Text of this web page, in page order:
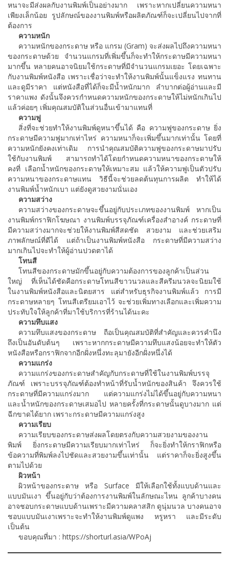
หนาจะมีส่งผลกับงานพิมพ์เป็นอย่างมาก เพราะหากเปลี่ยนความหนา
เพียงเล็กน้อย รูปลักษณ์ของงานพิมพ์หรือผลิตภัณฑ์ก็จะเปลี่ยนไปจากที่
ต้องการ
ความหนัก
ความหนักของกระดาษ หรือ แกรม (Gram) จะส่งผลไปถึงความหนา
ของกระดาษด้วย จำนวนแกรมที่เพิ่มขึ้นก็จะทำให้กระดาษมีความหนา
มากขึ้น หลายคนอาจนิยมใช้กระดาษที่มีจำนวนแกรมเยอะ โดยเฉพาะ
กับงานพิมพ์หนังสือ เพราะเชื่อว่าจะทำให้งานพิมพ์นั้นแข็งแรง ทนทาน
และดูมีราคา แต่หนังสือที่ได้ก็จะมีน้ำหนักมาก ลำบากต่อผู้อ่านและมี
ราคาแพง ดังนั้นจึงควรกำหนดความหนักของกระดาษให้ไม่หนักเกินไป
แล้วค่อยๆ เพิ่มคุณสมบัติในส่วนอื่นเข้ามาแทนที่
ความฟู
สิ่งที่จะช่วยทำให้งานพิมพ์ดูหนาขึ้นได้ คือ ความฟูของกระดาษ ยิ่ง
กระดาษมีความฟูมากเท่าไหร่ ความหนาก็จะเพิ่มขึ้นมากเท่านั้น โดยที่
ความหนักยังคงเท่าเดิม การนำคุณสมบัติความฟูของกระดาษมาปรับ
ใช้กับงานพิมพ์ สามารถทำได้โดยกำหนดความหนาของกระดาษให้
คงที่ เลือกน้ำหนักของกระดาษให้เหมาะสม แล้วให้ความฟูเป็นตัวปรับ
ความหนาของกระดาษแทน วิธีนี้จะช่วยลดต้นทุนการผลิต ทำให้ได้
งานพิมพ์น้ำหนักเบา แต่ยังดูสวยงามนั่นเอง
ความสว่าง
ความสว่างของกระดาษจะขึ้นอยู่กับประเภทของงานพิมพ์ หากเป็น
งานพิมพ์กราฟิกโฆษณา งานพิมพ์บรรจุภัณฑ์เครื่องสำอางค์ กระดาษที่
มีความสว่างมากจะช่วยให้งานพิมพ์สีสดชัด สวยงาม และช่วยเสริม
ภาพลักษณ์ที่ดีได้ แต่ถ้าเป็นงานพิมพ์หนังสือ กระดาษที่มีความสว่าง
มากเกินไปจะทำให้ผู้อ่านปวดตาได้
โทนสี
โทนสีของกระดาษมักขึ้นอยู่กับความต้องการของลูกค้าเป็นส่วน
ใหญ่ ที่เห็นได้ชัดคือกระดาษโทนสีขาวนวลและสีครีมนวลจะนิยมใช้
ในงานพิมพ์หนังสือและนิตยสาร แต่สำหรับธุรกิจงานพิมพ์แล้ว การมี
กระดาษหลายๆ โทนสีเตรียมเอาไว้ จะช่วยเพิ่มทางเลือกและเพิ่มความ
ประทับใจให้ลูกค้าที่มาใช้บริการที่ร้านได้นะคะ
ความทึบแสง
ความทึบแสงของกระดาษ ถือเป็นคุณสมบัติที่สำคัญและควรคำนึง
ถึงเป็นอันดับต้นๆ เพราะหากกระดาษมีความทึบแสงน้อยจะทำให้ตัว
หนังสือหรือกราฟิกจากอีกฝั่งหนึ่งทะลุมายังอีกฝั่งหนึ่งได้
ความแกร่ง
ความแกร่งของกระดาษสำคัญกับกระดาษที่ใช้ในงานพิมพ์บรรจุ
ภัณฑ์ เพราะบรรจุภัณฑ์ต้องทำหน้าที่รับน้ำหนักของสินค้า จึงควรใช้
กระดาษที่มีความแกร่งมาก แต่ความแกร่งไม่ได้ขึ้นอยู่กับความหนา
และน้ำหนักของกระดาษเสมอไป หลายครั้งที่กระดาษนั้นดูบางมาก แต่
ฉีกขาดได้ยาก เพราะกระดาษมีความแกร่งสูง
ความเรียบ
ความเรียบของกระดาษส่งผลโดยตรงกับความสวยงามของงาน
พิมพ์ ยิ่งกระดาษมีความเรียบมากเท่าไหร่ ก็จะยิ่งทำให้กราฟิกหรือ
ข้อความที่พิมพ์ลงไปชัดและสวยงามขึ้นเท่านั้น แต่ราคาก็จะยิ่งสูงขึ้น
ตามไปด้วย
ผิวหน้า
ผิวหน้าของกระดาษ หรือ Surface มีให้เลือกใช้ทั้งแบบด้านและ
แบบมันเงา ขึ้นอยู่กับว่าต้องการงานพิมพ์ในลักษณะไหน ลูกค้าบางคน
อาจชอบกระดาษแบบด้านเพราะมีความคลาสสิก ดูนุ่มนวล บางคนอาจ
ชอบแบบมันเงาเพราะจะทำให้งานพิมพ์ดูแพง หรูหรา และมีระดับ
เป็นต้น
ขอบคุณที่มา : https://shorturl.asia/WPoAj